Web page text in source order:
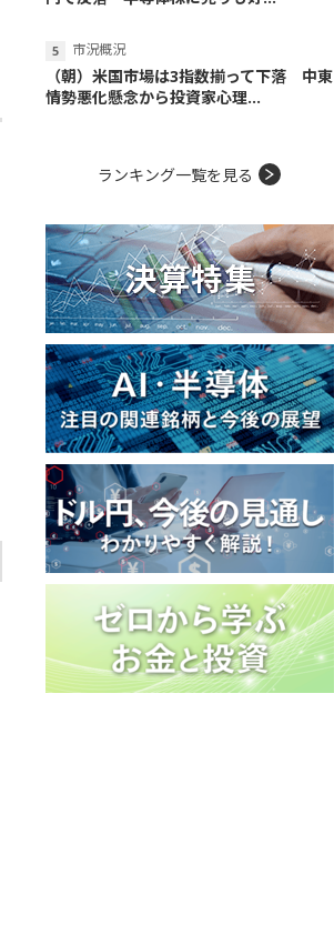
市況概況
（朝）米国市場は3指数揃って下落 中東
情勢悪化懸念から投資家心理...
ランキング一覧を見る